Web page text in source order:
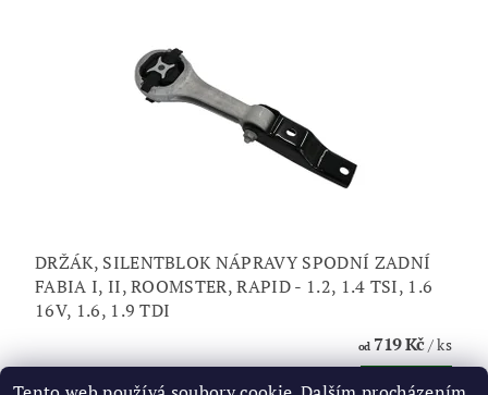
DRŽÁK, SILENTBLOK NÁPRAVY SPODNÍ ZADNÍ
FABIA I, II, ROOMSTER, RAPID - 1.2, 1.4 TSI, 1.6
16V, 1.6, 1.9 TDI
od719 Kč/ ks
DETAIL